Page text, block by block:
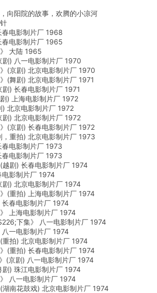
阳院的故事，欢腾的小凉河
电影制片厂 1968
电影制片厂 1965
大陆 1965
) 八一电影制片厂 1970
剧) 北京电影制片厂 1970
剧) 北京电影制片厂 1971
长春电影制片厂 1971
上海电影制片厂 1972
京电影制片厂 1972
) 北京电影制片厂 1972
剧) 长春电影制片厂 1972
拍) 北京电影制片厂 1973
电影制片厂 1973
电影制片厂 1973
) 长春电影制片厂 1974
影制片厂 1974
) 北京电影制片厂 1974
拍) 上海电影制片厂 1974
春电影制片厂 1974
海电影制片厂 1974
下集》 八一电影制片厂 1974
一电影制片厂 1974
) 北京电影制片厂 1974
拍) 长春电影制片厂 1974
剧) 八一电影制片厂 1974
) 珠江电影制片厂 1974
一电影制片厂 1974
花鼓戏) 北京电影制片厂 1974